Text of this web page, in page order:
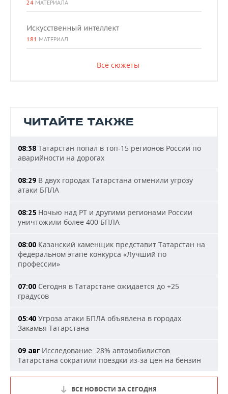
24 МАТЕРИАЛА
Искусственный интеллект
181 МАТЕРИАЛ
Все сюжеты
ЧИТАЙТЕ ТАКЖЕ
08:38 Татарстан попал в топ-15 регионов России по
аварийности на дорогах
08:29 В двух городах Татарстана отменили угрозу
атаки БПЛА
08:25 Ночью над РТ и другими регионами России
уничтожили более 400 БПЛА
08:00 Казанский каменщик представит Татарстан на
федеральном этапе конкурса «Лучший по
профессии»
07:00 Сегодня в Татарстане ожидается до +25
градусов
05:40 Угроза атаки БПЛА объявлена в городах
Закамья Татарстана
09 авг Исследование: 28% автомобилистов
Татарстана сократили поездки из-за цен на бензин
ВСЕ НОВОСТИ ЗА СЕГОДНЯ